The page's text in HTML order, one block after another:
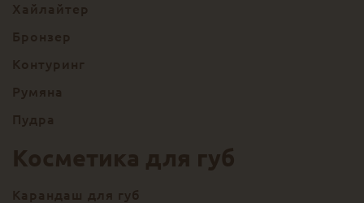
Хайлайтер
Бронзер
Контуринг
Румяна
Пудра
Косметика для губ
Карандаш для губ